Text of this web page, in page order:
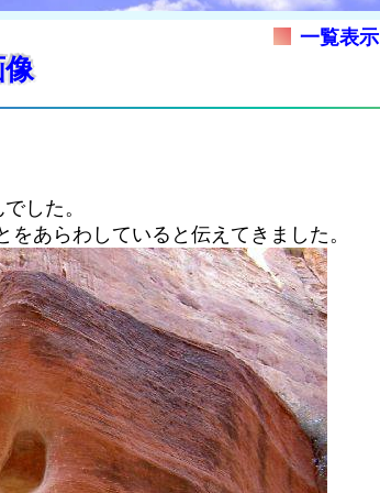
一覧表示
した。
あらわしていると伝えてきました。